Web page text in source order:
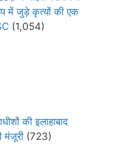
में जुड़े कृत्यों की एक
(1,054)
की इलाहाबाद
मंजूरी (723)